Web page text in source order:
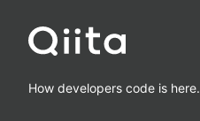
How developers code is here.